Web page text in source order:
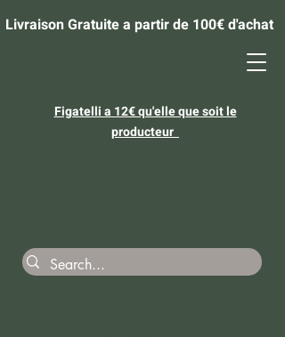
Livraison Gratuite a partir de 100€ d'achat
​Figatelli a 12€ qu'elle que soit le
producteur